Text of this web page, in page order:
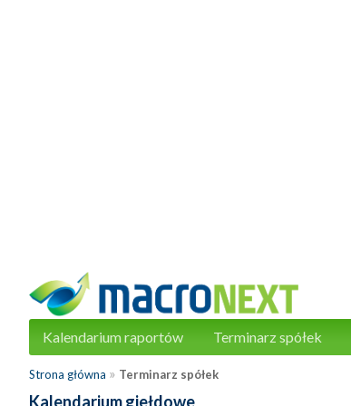
Kalendarium raportów Terminarz spółek
Strona główna » Terminarz spółek
Kalendarium giełdowe